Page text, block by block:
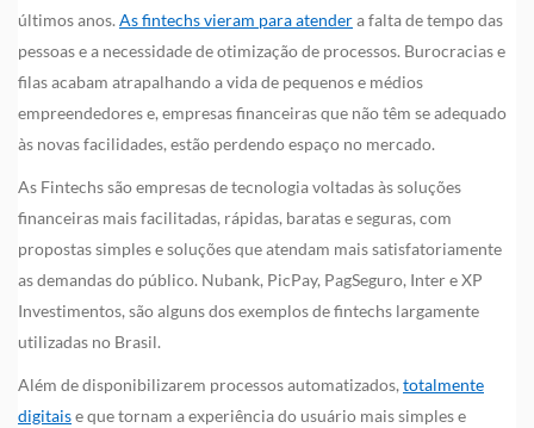
últimos anos. As fintechs vieram para atendera falta de tempo das
pessoas e a necessidade de otimização de processos. Burocracias e
filas acabam atrapalhando a vida de pequenos e médios
empreendedores e, empresas financeiras que não têm se adequado
às novas facilidades, estão perdendo espaço no mercado.
As Fintechs são empresas de tecnologia voltadas às soluções
financeiras mais facilitadas, rápidas, baratas e seguras, com
propostas simples e soluções que atendam mais satisfatoriamente
as demandas do público. Nubank, PicPay, PagSeguro, Inter e XP
Investimentos, são alguns dos exemplos de fintechs largamente
utilizadas no Brasil.
Além de disponibilizarem processos automatizados, totalmente
digitaise que tornam a experiência do usuário mais simples e